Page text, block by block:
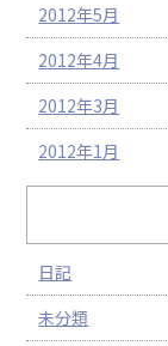
2012年5月
2012年4月
2012年3月
2012年1月
日記
未分類